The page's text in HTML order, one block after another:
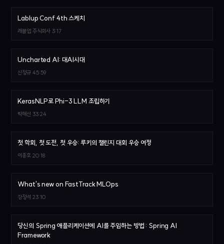
Lablup Conf 4th 스케치
래블업 주식회사 3:17
Uncharted AI: 대AI시대
신정규 45:59
KerasNLP로 Phi-3 LLM 조립하기
박해선 33:24
첫 학회, 첫 도전, 첫 우승: 루키의 챌린지 대회 우승 여정
이종호 20:18
What's new on FastTrack MLOps
강정석 23:10
당신의 Spring 애플리케이션에 AI를 주입하는 방법 : Spring AI
Framework